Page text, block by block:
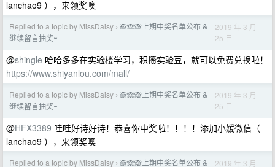
lanchao9 ），来领奖噢
Replied to a topic by MissDaisy › 🙈🙈🙈上期中奖名单公布 &
继续留言抽奖~
2019 年 3 月
25 日
@shingle 哈哈多多在实验楼学习，积攒实验豆，就可以免费兑换啦！
https://www.shiyanlou.com/mall/
Replied to a topic by MissDaisy › 🙈🙈🙈上期中奖名单公布 &
继续留言抽奖~
2019 年 3 月
25 日
@HFX3389 哇哇好诗好诗！恭喜你中奖啦！！！！添加小媛微信（
lanchao9 ），来领奖噢
Replied to a topic by MissDaisy › 🙈🙈🙈上期中奖名单公布 & 2019 年 3 月